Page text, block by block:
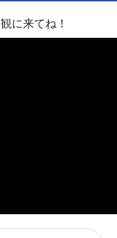
に来てね！